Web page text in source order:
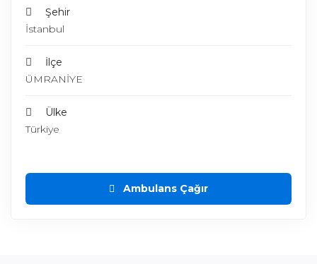
Şehir
İstanbul
İlçe
ÜMRANİYE
Ülke
Türkiye
Ambulans Çağır